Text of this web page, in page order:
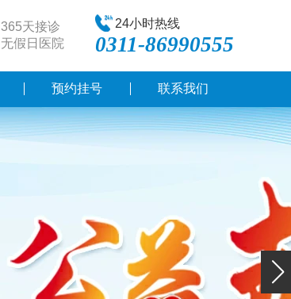
365天接诊
无假日医院
24小时热线
0311-86990555
预约挂号 联系我们